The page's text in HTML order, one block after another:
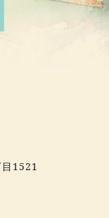
1521